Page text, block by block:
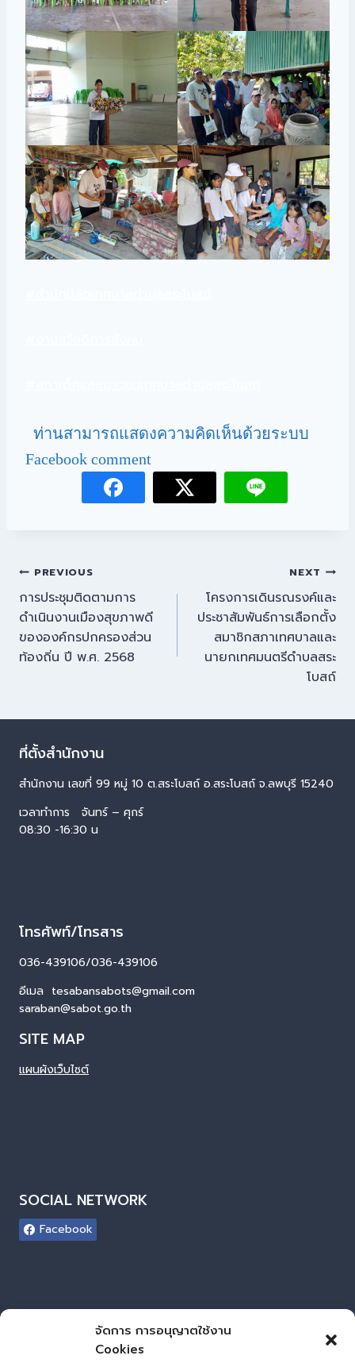
จัดการ การอนุญาตใช้งาน
Cookies
ท่านสามารถแสดงความคิดเห็นด้วยระบบ
Facebook comment
PREVIOUS
การประชุมติดตามการ
ดำเนินงานเมืองสุขภาพดี
ขององค์กรปกครองส่วน
ท้องถิ่น ปี พ.ศ. 2568
NEXT
โครงการเดินรณรงค์และ
ประชาสัมพันธ์การเลือกตั้ง
สมาชิกสภาเทศบาลและ
นายกเทศมนตรีดำบลสระ
โบสถ์
ที่ตั้งสำนักงาน
สำนักงาน เลขที่ 99 หมู่ 10 ต.สระโบสถ์ อ.สระโบสถ์ จ.ลพบุรี 15240
เวลาทำการ จันทร์ – ศุกร์
08:30 -16:30 น
โทรศัพท์/โทรสาร
036-439106/036-439106
อีเมล tesabansabots@gmail.com
saraban@sabot.go.th
SITE MAP
แผนผังเว็บไซต์
SOCIAL NETWORK
Facebook
ผู้เยี่ยมชมเว็บไซต์
0